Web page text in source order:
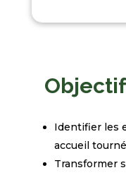
Identifier les
accueil
Transformer